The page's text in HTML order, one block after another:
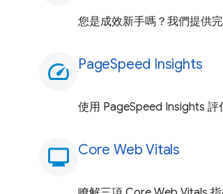
您是成效新手嗎？我們提供
speed PageSpeed Insights
使用 PageSpeed Insights 評
monitoring
Core Web Vitals